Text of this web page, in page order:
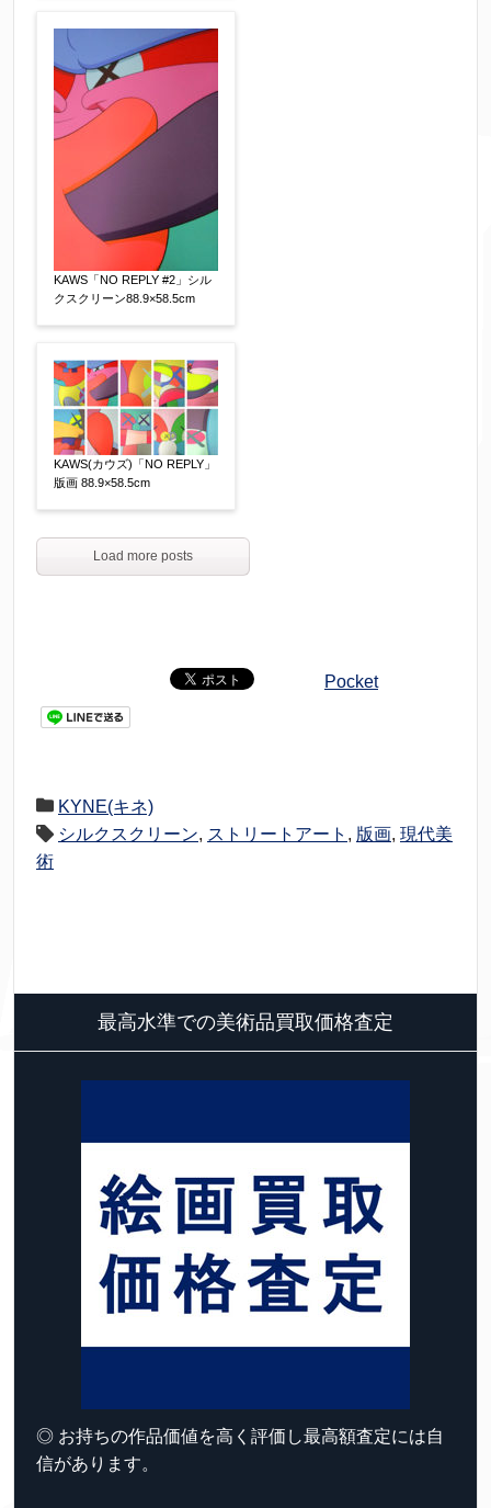
KAWS「NO REPLY #2」シル
クスクリーン88.9×58.5cm
KAWS(カウズ)「NO REPLY」
版画 88.9×58.5cm
Load more posts
Pocket
KYNE(キネ)
シルクスクリーン, ストリートアート , 版画, 現代美
術
最高水準での美術品買取価格査定
◎ お持ちの作品価値を高く評価し最高額査定には自
信があります。